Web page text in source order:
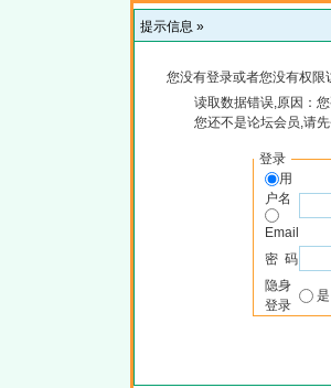
提示信息 »
您没有登录或者您没有权
读取数据错误,原因：
您还不是论坛会员,请
登录
用
户名
Email
密 码
隐身
登录